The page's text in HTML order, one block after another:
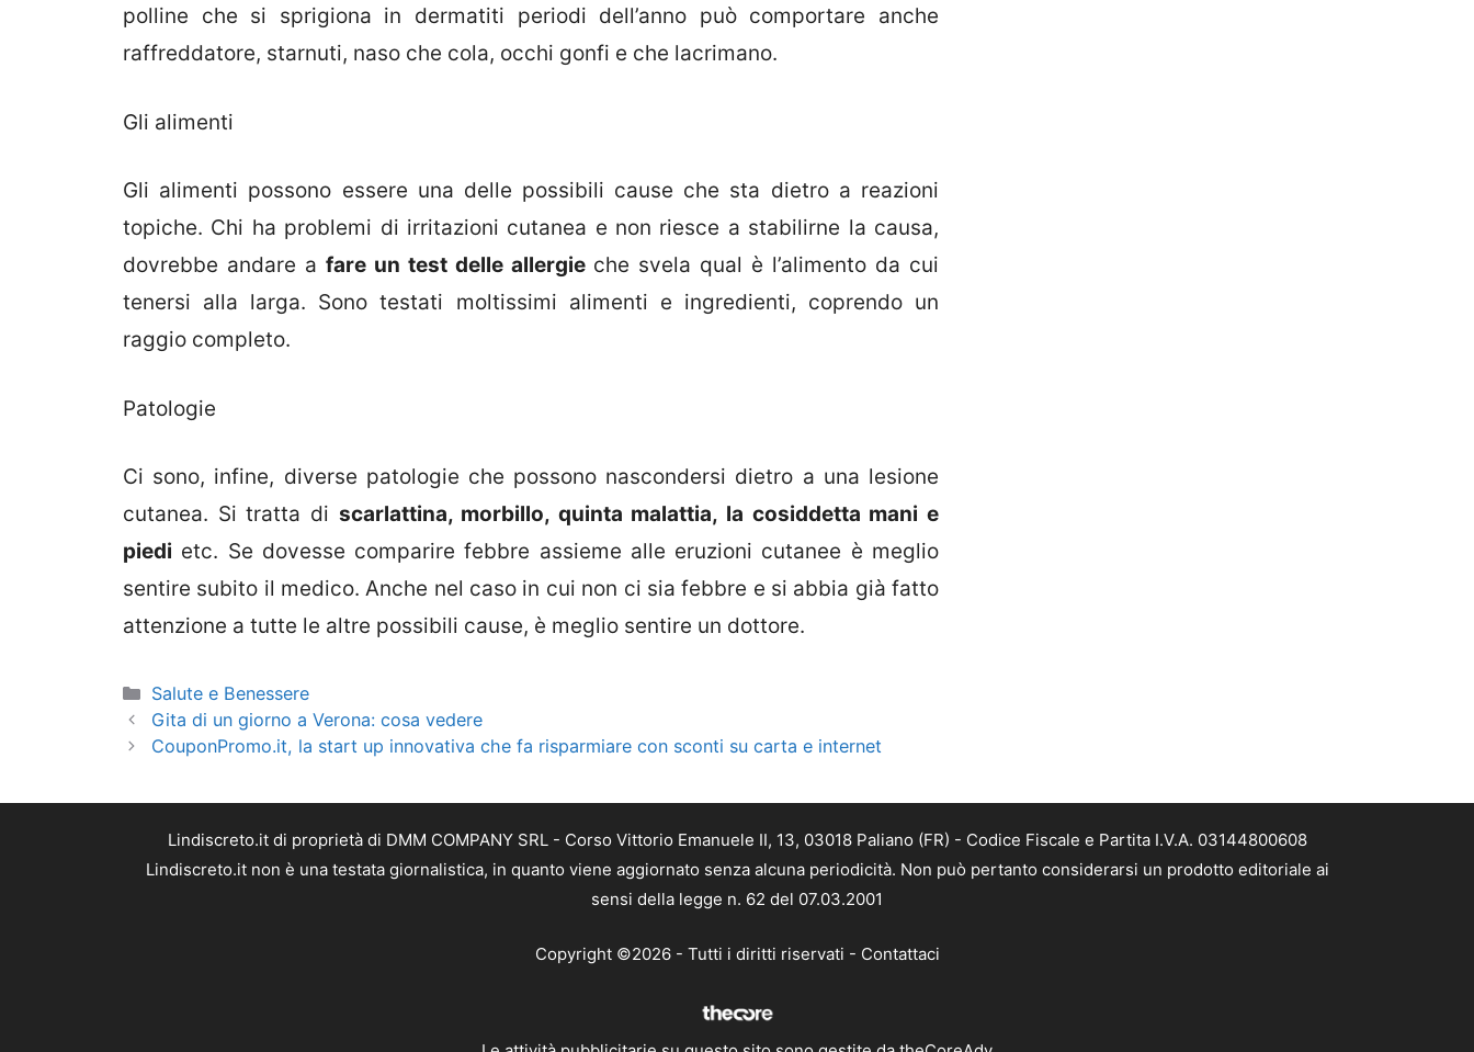
polline che si sprigiona in dermatiti periodi dell’anno può comportare anche
raffreddatore, starnuti, naso che cola, occhi gonfi e che lacrimano.
Gli alimenti
Gli alimenti possono essere una delle possibili cause che sta dietro a reazioni
topiche. Chi ha problemi di irritazioni cutanea e non riesce a stabilirne la causa,
dovrebbe andare a fare un test delle allergieche svela qual è l’alimento da cui
tenersi alla larga. Sono testati moltissimi alimenti e ingredienti, coprendo un
raggio completo.
Patologie
Ci sono, infine, diverse patologie che possono nascondersi dietro a una lesione
cutanea. Si tratta di scarlattina, morbillo, quinta malattia, la cosiddetta mani e
piedi etc. Se dovesse comparire febbre assieme alle eruzioni cutanee è meglio
sentire subito il medico. Anche nel caso in cui non ci sia febbre e si abbia già fatto
attenzione a tutte le altre possibili cause, è meglio sentire un dottore.
Categorie
Salute e Benessere
Gita di un giorno a Verona: cosa vedere
CouponPromo.it, la start up innovativa che fa risparmiare con sconti su carta e internet
Lindiscreto.it di proprietà di DMM COMPANY SRL - Corso Vittorio Emanuele II, 13, 03018 Paliano (FR) - Codice Fiscale e Partita I.V.A. 03144800608
Lindiscreto.it non è una testata giornalistica, in quanto viene aggiornato senza alcuna periodicità. Non può pertanto considerarsi un prodotto editoriale ai
sensi della legge n. 62 del 07.03.2001
Copyright ©2026 - Tutti i diritti riservati - Contattaci